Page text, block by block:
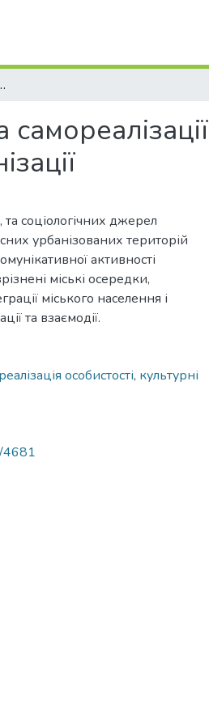
в контексті культурної модернізації
соціологічних джерел
урбанізованих територій
активності
міські осередки,
міського населення і
та взаємодії.
особистості, культурні
4681